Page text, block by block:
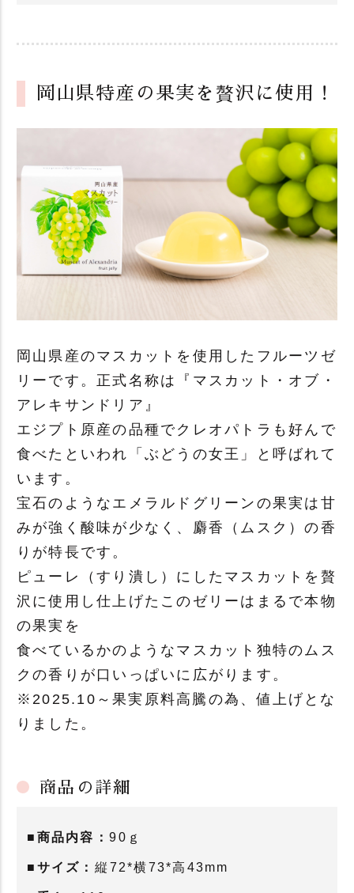
岡山県特産の果実を贅沢に使用！
岡山県産のマスカットを使用したフルーツゼ
リーです。正式名称は『マスカット・オブ・
アレキサンドリア』
エジプト原産の品種でクレオパトラも好んで
食べたといわれ「ぶどうの女王」と呼ばれて
います。
宝石のようなエメラルドグリーンの果実は甘
みが強く酸味が少なく、麝香（ムスク）の香
りが特長です。
ピューレ（すり潰し）にしたマスカットを贅
沢に使用し仕上げたこのゼリーはまるで本物
の果実を
食べているかのようなマスカット独特のムス
クの香りが口いっぱいに広がります。
※2025.10～果実原料高騰の為、値上げとな
りました。
商品の詳細
■商品内容： 90ｇ
■サイズ： 縦72*横73*高43mm